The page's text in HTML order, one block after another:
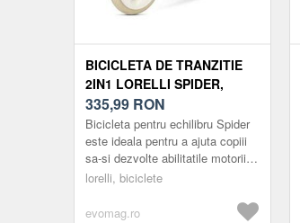
BICICLETA DE TRANZITIE
2IN1 LORELLI SPIDER,
FARA PEDALE, ROTI MARI,
BEJ
335,99 RON
Bicicleta pentru echilibru Spider
este ideala pentru a ajuta copiii
sa-si dezvolte abilitatile motorii si
sa-si mentina echilibrul. Aceasta
lorelli, biciclete
evomag.ro